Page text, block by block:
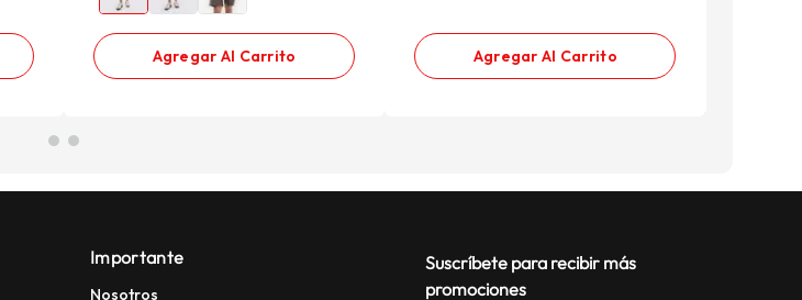
Agregar Al Carrito Agregar Al Carrito
Importante
Nosotros
Suscríbete para recibir más
promociones